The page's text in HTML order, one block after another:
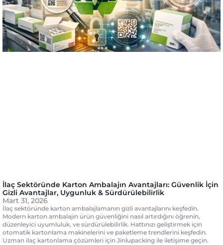
İlaç Sektöründe Karton Ambalajın Avantajları: Güvenlik İçin
Gizli Avantajlar, Uygunluk & Sürdürülebilirlik
Mart 31, 2026
İlaç sektöründe karton ambalajlamanın gizli avantajlarını keşfedin.
Modern karton ambalajın ürün güvenliğini nasıl artırdığını öğrenin,
düzenleyici uyumluluk, ve sürdürülebilirlik. Hattınızı geliştirmek için
otomatik kartonlama makinelerini ve paketleme trendlerini keşfedin.
Uzman ilaç kartonlama çözümleri için Jinlupacking ile iletişime geçin.